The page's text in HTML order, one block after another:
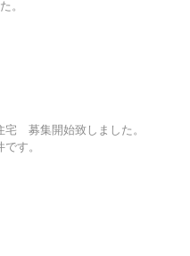
。
募集開始致しました。
す。